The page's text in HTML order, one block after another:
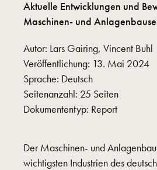
Aktuelle Entwicklungen und
Maschinen- und
Autor: Lars Gairing, Vincent Buhl
Veröffentlichung: 13. Mai 2024
Sprache: Deutsch
Seitenanzahl: 25 Seiten
Dokumententyp: Report
Der Maschinen- und
wichtigsten Industrien des